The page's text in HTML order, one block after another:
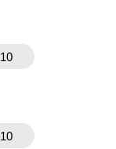
10
10